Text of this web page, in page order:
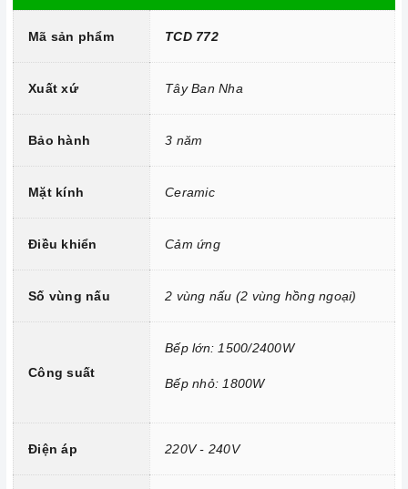
Công nghệ hiện đại
Sử dụng bản mạch mâm từ theo công nghệ Châu Âu
Công nghệ INVERTER tiết kiệm điện năng.
Trang bị 9 dải công suất nấu.
Tính năng vượt trội
Chức năng Khóa trẻ em:
Mã sản phẩm TCD 772
Xuất xứ Tây Ban Nha
Bảo hành 3 năm
Mặt kính Ceramic
Điều khiển Cảm ứng
Số vùng nấu 2 vùng nấu (2 vùng hồng ngoại)
Công suất
Bếp lớn: 1500/2400W
Bếp nhỏ: 1800W
Điện áp 220V - 240V